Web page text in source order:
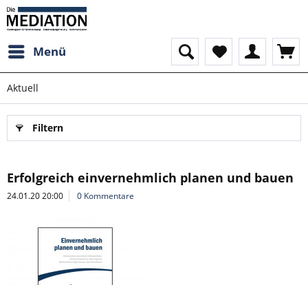
Menü
Aktuell
Filtern
Erfolgreich einvernehmlich planen und bauen
24.01.20 20:00 0 Kommentare